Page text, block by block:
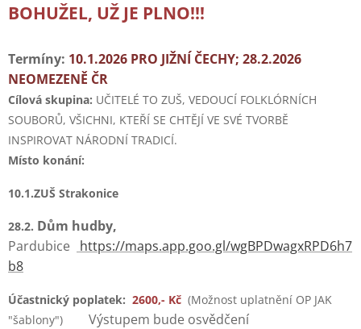
BOHUŽEL, UŽ JE PLNO!!!
Termíny: 10.1.2026 PRO JIŽNÍ ČECHY; 28.2.2026
NEOMEZENĚ ČR
Cílová skupina: UČITELÉ TO ZUŠ, VEDOUCÍ FOLKLÓRNÍCH
SOUBORŮ, VŠICHNI, KTEŘÍ SE CHTĚJÍ VE SVÉ TVORBĚ
INSPIROVAT NÁRODNÍ TRADICÍ.
Místo konání:
10.1.ZUŠ Strakonice
28.2. Dům hudby,
Pardubice https://maps.app.goo.gl/wgBPDwagxRPD6h7
b8
Účastnický poplatek: 2600,- Kč (Možnost uplatnění OP JAK
"šablony") Výstupem bude osvědčení